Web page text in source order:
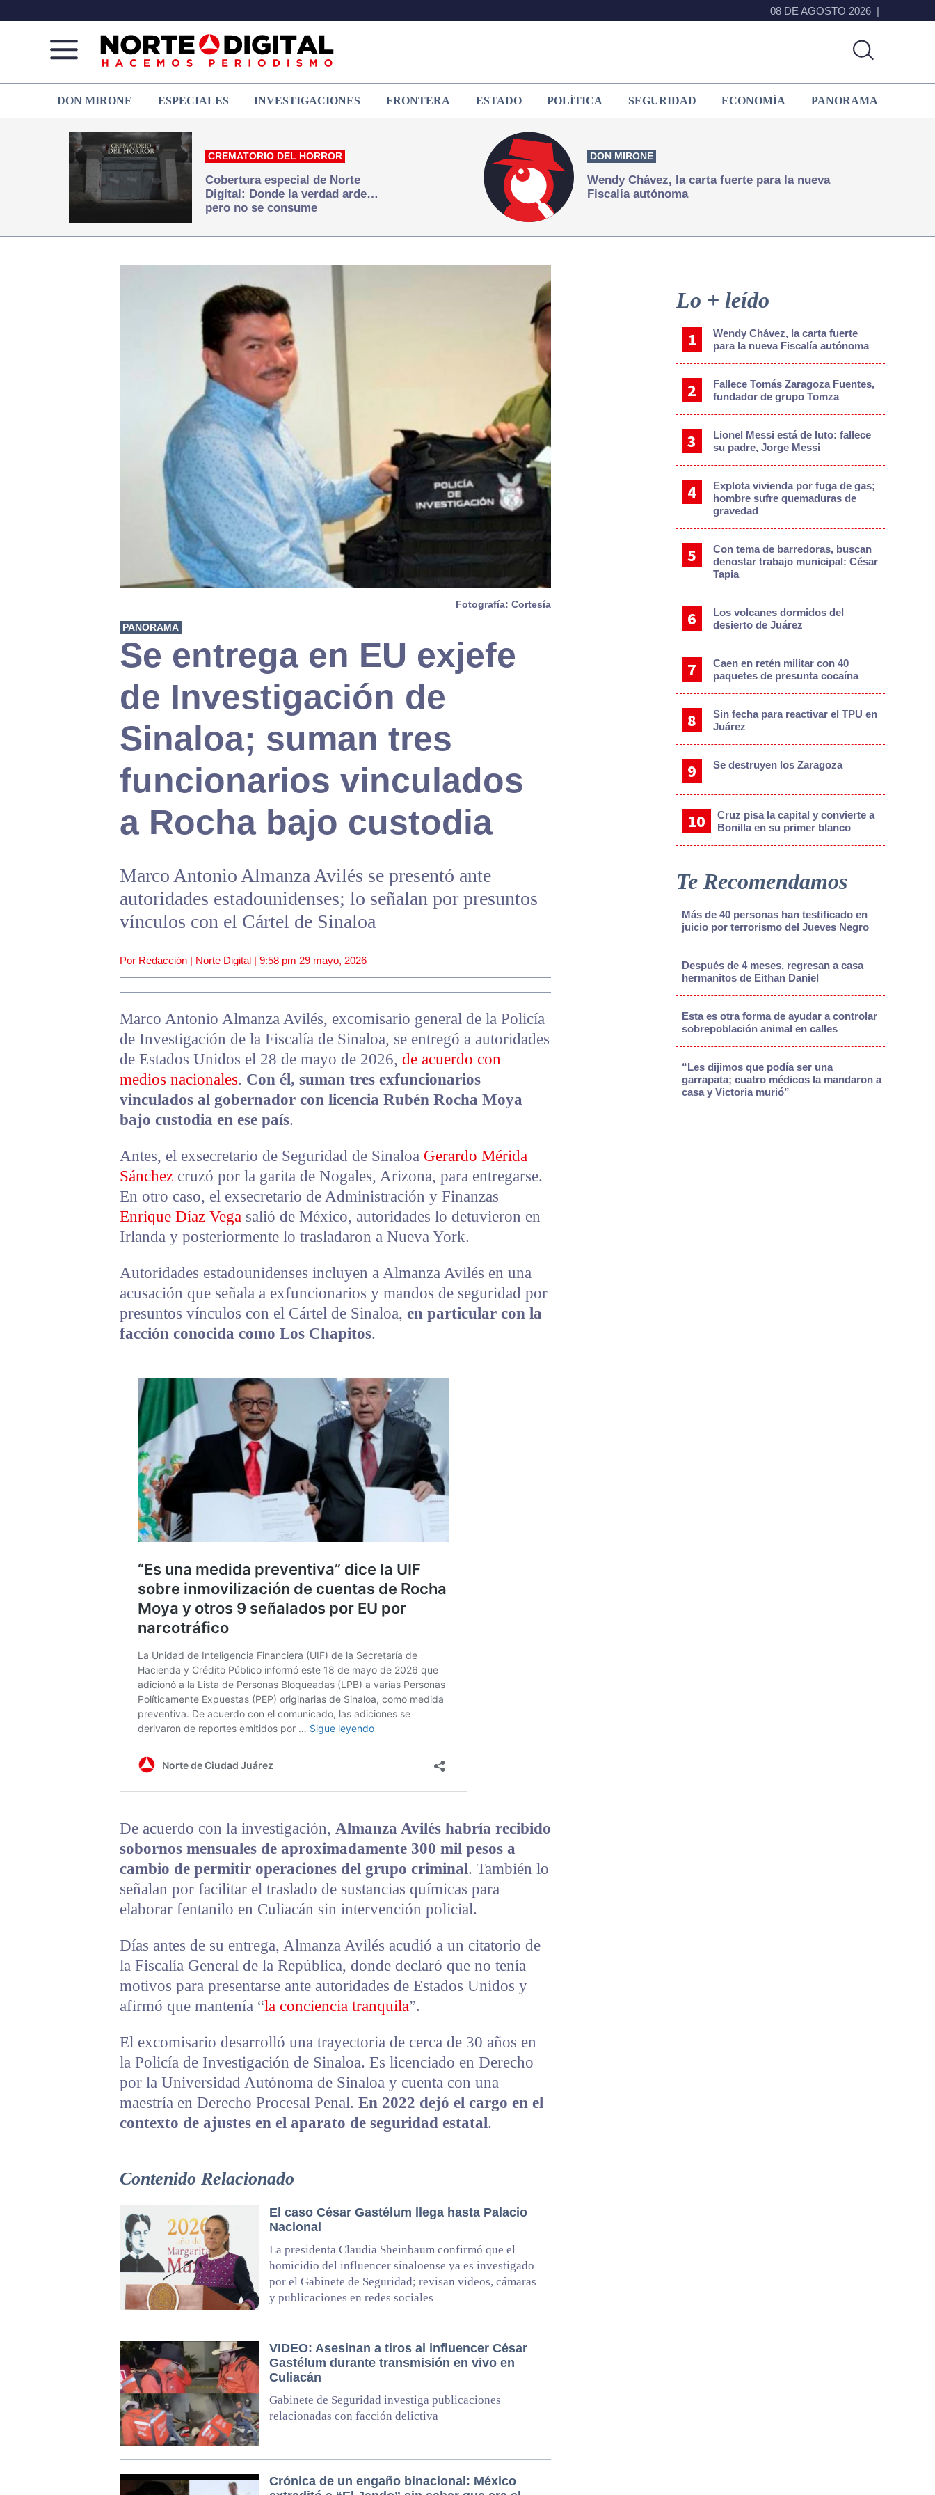
08 DE AGOSTO 2026
de
Juárez
que
hacemos periodismo
DON MIRONE ESPECIALES INVESTIGACIONES FRONTERA ESTADO POLÍTICA SEGURIDAD ECONOMÍA PANORAMA
CREMATORIO DEL HORROR
Cobertura especial de Norte
Digital: Donde la verdad arde…
pero no se consume
DON MIRONE
Wendy Chávez, la carta fuerte para la nueva
Fiscalía autónoma
Fotografía: Cortesía
PANORAMA
Se entrega en EU exjefe
de Investigación de
Sinaloa; suman tres
funcionarios vinculados
a Rocha bajo custodia
Marco Antonio Almanza Avilés se presentó ante
autoridades estadounidenses; lo señalan por presuntos
vínculos con el Cártel de Sinaloa
Por Redacción | Norte Digital | 9:58 pm 29 mayo, 2026
Marco Antonio Almanza Avilés, excomisario general de la Policía
de Investigación de la Fiscalía de Sinaloa, se entregó a autoridades
de Estados Unidos el 28 de mayo de 2026, de acuerdo con
medios nacionales. Con él, suman tres exfuncionarios
vinculados al gobernador con licencia Rubén Rocha Moya
bajo custodia en ese país.
Antes, el exsecretario de Seguridad de Sinaloa Gerardo Mérida
Sánchez cruzó por la garita de Nogales, Arizona, para entregarse.
En otro caso, el exsecretario de Administración y Finanzas
Enrique Díaz Vega salió de México, autoridades lo detuvieron en
Irlanda y posteriormente lo trasladaron a Nueva York.
Autoridades estadounidenses incluyen a Almanza Avilés en una
acusación que señala a exfuncionarios y mandos de seguridad por
presuntos vínculos con el Cártel de Sinaloa, en particular con la
facción conocida como Los Chapitos.
De acuerdo con la investigación, Almanza Avilés habría recibido
sobornos mensuales de aproximadamente 300 mil pesos a
cambio de permitir operaciones del grupo criminal. También lo
señalan por facilitar el traslado de sustancias químicas para
elaborar fentanilo en Culiacán sin intervención policial.
Días antes de su entrega, Almanza Avilés acudió a un citatorio de
la Fiscalía General de la República, donde declaró que no tenía
motivos para presentarse ante autoridades de Estados Unidos y
afirmó que mantenía “la conciencia tranquila”.
El excomisario desarrolló una trayectoria de cerca de 30 años en
la Policía de Investigación de Sinaloa. Es licenciado en Derecho
por la Universidad Autónoma de Sinaloa y cuenta con una
maestría en Derecho Procesal Penal. En 2022 dejó el cargo en el
contexto de ajustes en el aparato de seguridad estatal.
Contenido Relacionado
El caso César Gastélum llega hasta Palacio
Nacional
La presidenta Claudia Sheinbaum confirmó que el
homicidio del influencer sinaloense ya es investigado
por el Gabinete de Seguridad; revisan videos, cámaras
y publicaciones en redes sociales
VIDEO: Asesinan a tiros al influencer César
Gastélum durante transmisión en vivo en
Culiacán
Gabinete de Seguridad investiga publicaciones
relacionadas con facción delictiva
Crónica de un engaño binacional: México
Sidebar
Lo + leído
Wendy Chávez, la carta fuerte
para la nueva Fiscalía autónoma
Fallece Tomás Zaragoza Fuentes,
fundador de grupo Tomza
Lionel Messi está de luto: fallece
su padre, Jorge Messi
Explota vivienda por fuga de gas;
hombre sufre quemaduras de
gravedad
Con tema de barredoras, buscan
denostar trabajo municipal: César
Tapia
Los volcanes dormidos del
desierto de Juárez
Caen en retén militar con 40
paquetes de presunta cocaína
Sin fecha para reactivar el TPU en
Juárez
Se destruyen los Zaragoza
Cruz pisa la capital y convierte a
Bonilla en su primer blanco
Te Recomendamos
Más de 40 personas han testificado en
juicio por terrorismo del Jueves Negro
Después de 4 meses, regresan a casa
hermanitos de Eithan Daniel
Esta es otra forma de ayudar a controlar
sobrepoblación animal en calles
“Les dijimos que podía ser una
garrapata; cuatro médicos la mandaron a
casa y Victoria murió”